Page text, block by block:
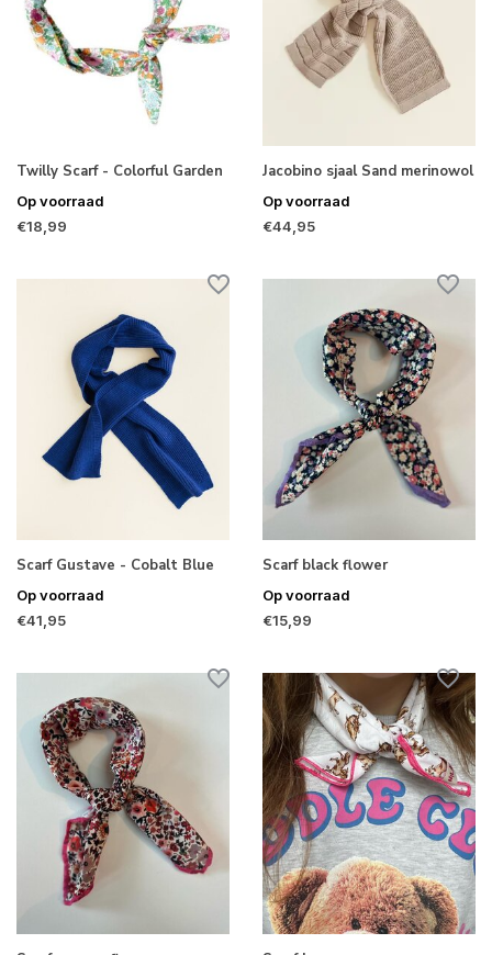
Twilly Scarf - Colorful Garden
Op voorraad
€18,99
Jacobino sjaal Sand merinowol
Op voorraad
€44,95
Scarf Gustave - Cobalt Blue
Op voorraad
€41,95
Scarf black flower
Op voorraad
€15,99